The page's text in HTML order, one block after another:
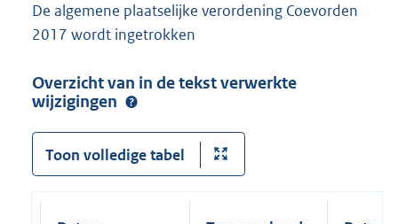
De algemene plaatselijke verordening Coevorden
2017 wordt ingetrokken
Overzicht van in de tekst verwerkte
wijzigingen
Toon volledige tabel